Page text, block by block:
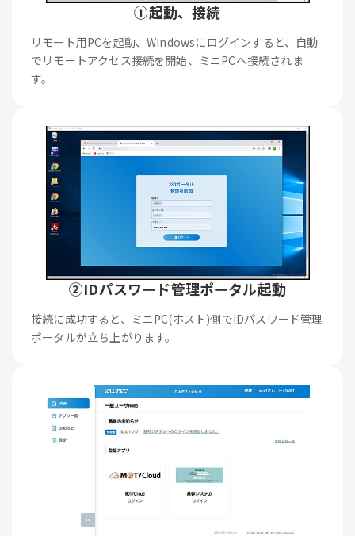
①起動、接続
リモート用PCを起動、Windowsにログインすると、自動
でリモートアクセス接続を開始、ミニPCへ接続されま
す。
②IDパスワード管理ポータル起動
接続に成功すると、ミニPC(ホスト)側でIDパスワード管理
ポータルが立ち上がります。